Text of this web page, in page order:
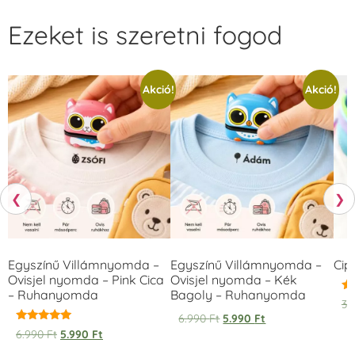
❮
Ezeket is szeretni fogod
Akció!
Egyszínű Villámnyomda –
Ovisjel nyomda – Pink Cica
– Ruhanyomda
Értékelés:
5.00
6.990Ft 5.990 Ft
Akció!
Egyszínű Villámnyomda –
Ovisjel nyomda – Kék
Bagoly – Ruhanyomda
6.990Ft 5.990 Ft
❯